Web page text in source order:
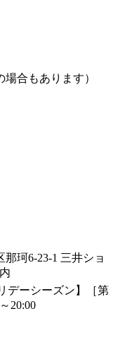
合もあります）
珂6-23-1 三井ショ
デーシーズン】［第
20:00